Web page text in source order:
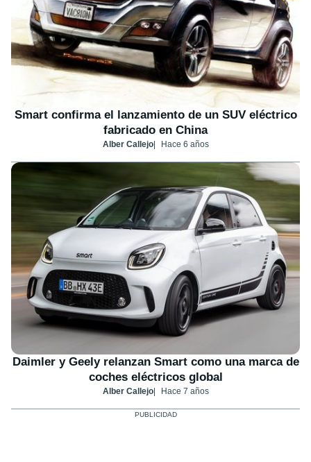
Smart confirma el lanzamiento de un SUV eléctrico
fabricado en China
Alber Callejo Hace 6 años
Daimler y Geely relanzan Smart como una marca de
coches eléctricos global
Alber Callejo Hace 7 años